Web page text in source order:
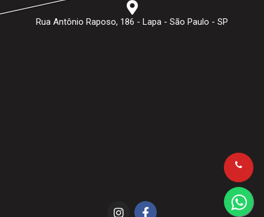
Rua Antônio Raposo, 186 - Lapa - São Paulo - SP